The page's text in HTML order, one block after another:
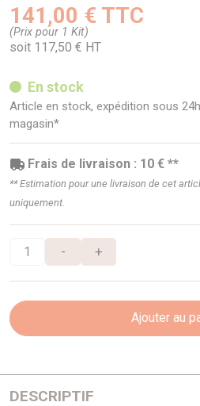
141,00 € TTC
(Prix pour 1 Kit)
soit 117,50 € HT
En stock
Article en stock, expédition sous
magasin*
Frais de livraison : 10 € **
** Estimation pour une livraison de cet
uniquement.
- +
Ajouter au
DESCRIPTIF